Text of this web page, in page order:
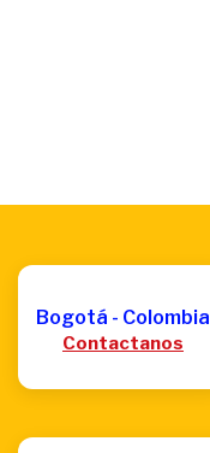
Bogotá - Colombia
Contactanos